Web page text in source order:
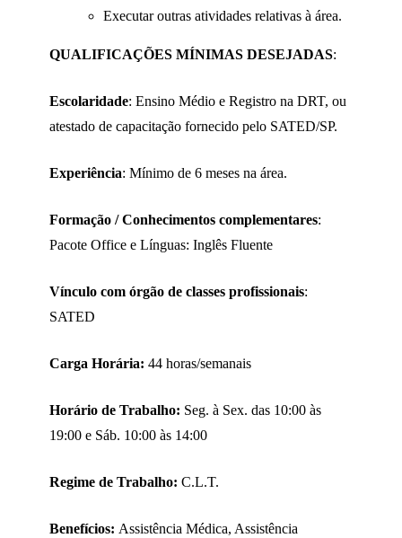
Executar outras atividades relativas à área.
QUALIFICAÇÕES MÍNIMAS DESEJADAS:
Escolaridade: Ensino Médio e Registro na DRT, ou
atestado de capacitação fornecido pelo SATED/SP.
Experiência: Mínimo de 6 meses na área.
Formação / Conhecimentos complementares:
Pacote Office e Línguas: Inglês Fluente
Vínculo com órgão de classes profissionais:
SATED
Carga Horária: 44 horas/semanais
Horário de Trabalho: Seg. à Sex. das 10:00 às
19:00 e Sáb. 10:00 às 14:00
Regime de Trabalho: C.L.T.
Benefícios: Assistência Médica, Assistência